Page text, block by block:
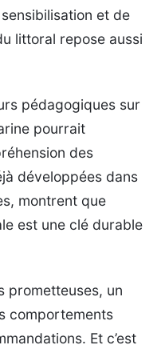
et de
littoral repose aussi
pédagogiques sur
pourrait
des
développées dans
montrent que
est une clé durable
prometteuses, un
comportements
Et c’est